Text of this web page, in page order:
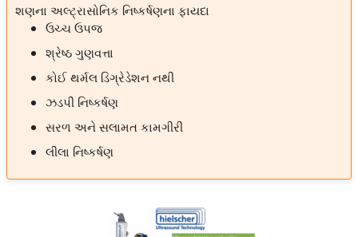
શણના અલ્ટ્રાસોનિક નિષ્કર્ષણના ફાયદા
ઉચ્ચ ઉપજ
શ્રેષ્ઠ ગુણવત્તા
કોઈ થર્મલ ડિગ્રેડેશન નથી
ઝડપી નિષ્કર્ષણ
સરળ અને સલામત કામગીરી
લીલા નિષ્કર્ષણ